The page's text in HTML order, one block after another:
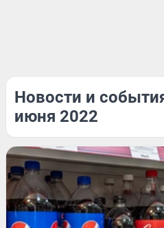
Новости и
июня 2022